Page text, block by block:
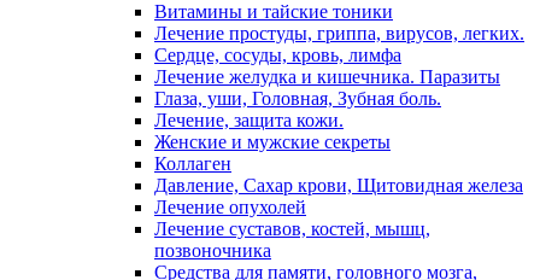
Витамины и тайские тоники
Лечение простуды, гриппа, вирусов, легких.
Сердце, сосуды, кровь, лимфа
Лечение желудка и кишечника. Паразиты
Глаза, уши, Головная, Зубная боль.
Лечение, защита кожи.
Женские и мужские секреты
Коллаген
Давление, Сахар крови, Щитовидная железа
Лечение опухолей
Лечение суставов, костей, мышц,
позвоночника
Средства для памяти, головного мозга,